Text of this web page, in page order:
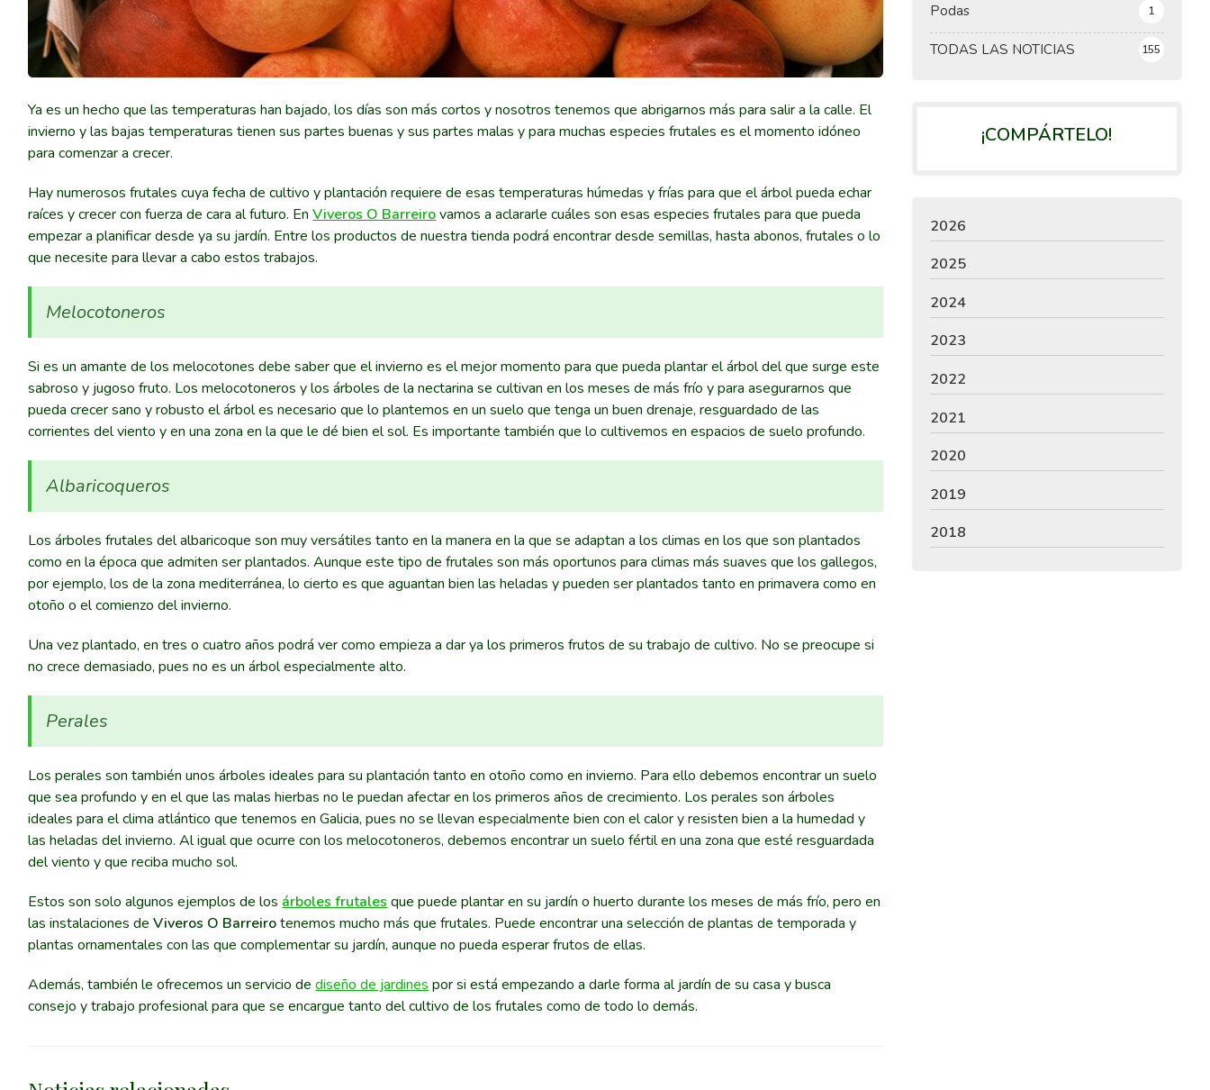
TODAS LAS NOTICIAS 155
Podas 1
Ya es un hecho que las temperaturas han bajado, los días son más cortos y nosotros tenemos que abrigarnos más para salir a la calle. El
invierno y las bajas temperaturas tienen sus partes buenas y sus partes malas y para muchas especies frutales es el momento idóneo
para comenzar a crecer.
Hay numerosos frutales cuya fecha de cultivo y plantación requiere de esas temperaturas húmedas y frías para que el árbol pueda echar
raíces y crecer con fuerza de cara al futuro. EnViveros O Barreirovamos a aclararle cuáles son esas especies frutales para que pueda
empezar a planificar desde ya su jardín. Entre los productos de nuestra tienda podrá encontrar desde semillas, hasta abonos, frutales o lo
que necesite para llevar a cabo estos trabajos.
Melocotoneros
Si es un amante de los melocotones debe saber que el invierno es el mejor momento para que pueda plantar el árbol del que surge este
sabroso y jugoso fruto. Los melocotoneros y los árboles de la nectarina se cultivan en los meses de más frío y para asegurarnos que
pueda crecer sano y robusto el árbol es necesario que lo plantemos en un suelo que tenga un buen drenaje, resguardado de las
corrientes del viento y en una zona en la que le dé bien el sol. Es importante también que lo cultivemos en espacios de suelo profundo.
Albaricoqueros
Los árboles frutales del albaricoque son muy versátiles tanto en la manera en la que se adaptan a los climas en los que son plantados
como en la época que admiten ser plantados. Aunque este tipo de frutales son más oportunos para climas más suaves que los gallegos,
por ejemplo, los de la zona mediterránea, lo cierto es que aguantan bien las heladas y pueden ser plantados tanto en primavera como en
otoño o el comienzo del invierno.
Una vez plantado, en tres o cuatro años podrá ver como empieza a dar ya los primeros frutos de su trabajo de cultivo. No se preocupe si
no crece demasiado, pues no es un árbol especialmente alto.
Perales
Los perales son también unos árboles ideales para su plantación tanto en otoño como en invierno. Para ello debemos encontrar un suelo
que sea profundo y en el que las malas hierbas no le puedan afectar en los primeros años de crecimiento. Los perales son árboles
ideales para el clima atlántico que tenemos en Galicia, pues no se llevan especialmente bien con el calor y resisten bien a la humedad y
las heladas del invierno. Al igual que ocurre con los melocotoneros, debemos encontrar un suelo fértil en una zona que esté resguardada
del viento y que reciba mucho sol.
Estos son solo algunos ejemplos de los árboles frutales que puede plantar en su jardín o huerto durante los meses de más frío, pero en
las instalaciones de Viveros O Barreirotenemos mucho más que frutales. Puede encontrar una selección de plantas de temporada y
plantas ornamentales con las que complementar su jardín, aunque no pueda esperar frutos de ellas.
Además, también le ofrecemos un servicio dediseño de jardines por si está empezando a darle forma al jardín de su casa y busca
consejo y trabajo profesional para que se encargue tanto del cultivo de los frutales como de todo lo demás.
¡COMPÁRTELO!
2026
2025
2024
2023
2022
2021
2020
2019
2018